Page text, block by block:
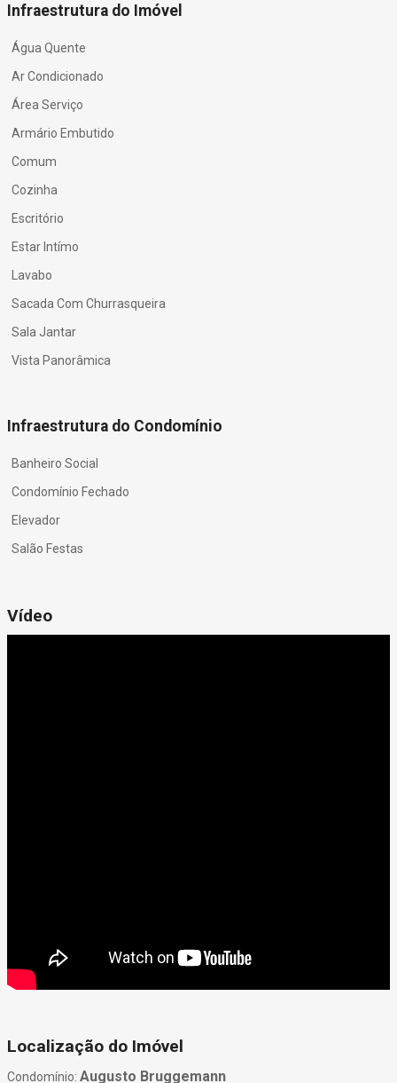
Infraestrutura do Imóvel
Água Quente
Ar Condicionado
Área Serviço
Armário Embutido
Comum
Cozinha
Escritório
Estar Intímo
Lavabo
Sacada Com Churrasqueira
Sala Jantar
Vista Panorâmica
Infraestrutura do Condomínio
Banheiro Social
Condomínio Fechado
Elevador
Salão Festas
Vídeo
Localização do Imóvel
Condomínio: Augusto Bruggemann